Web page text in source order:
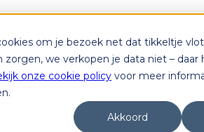
om je bezoek net dat tikkeltje
zorgen, we verkopen je data niet – daar
onze cookie policy voor meer
Akkoord
Plus